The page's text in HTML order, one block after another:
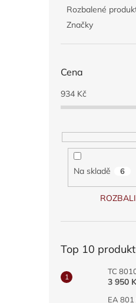
Rozbalené
Značky
Cena
934 Kč
Na skladě 6
Top 10
TC
3 950
EA